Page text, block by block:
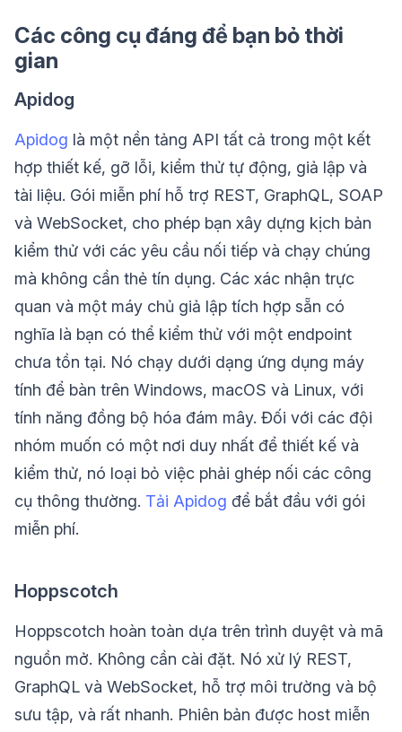
Các công cụ đáng để bạn bỏ thời
gian
Apidog
Apidog là một nền tảng API tất cả trong một kết
hợp thiết kế, gỡ lỗi, kiểm thử tự động, giả lập và
tài liệu. Gói miễn phí hỗ trợ REST, GraphQL, SOAP
và WebSocket, cho phép bạn xây dựng kịch bản
kiểm thử với các yêu cầu nối tiếp và chạy chúng
mà không cần thẻ tín dụng. Các xác nhận trực
quan và một máy chủ giả lập tích hợp sẵn có
nghĩa là bạn có thể kiểm thử với một endpoint
chưa tồn tại. Nó chạy dưới dạng ứng dụng máy
tính để bàn trên Windows, macOS và Linux, với
tính năng đồng bộ hóa đám mây. Đối với các đội
nhóm muốn có một nơi duy nhất để thiết kế và
kiểm thử, nó loại bỏ việc phải ghép nối các công
cụ thông thường. Tải Apidog để bắt đầu với gói
miễn phí.
Hoppscotch
Hoppscotch hoàn toàn dựa trên trình duyệt và mã
nguồn mở. Không cần cài đặt. Nó xử lý REST,
GraphQL và WebSocket, hỗ trợ môi trường và bộ
sưu tập, và rất nhanh. Phiên bản được host miễn